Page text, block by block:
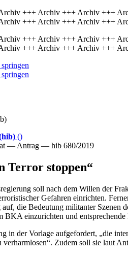
+++ Archiv +++ Archiv +++
+++ Archiv +++ Archiv +++
+++ Archiv +++ Archiv +++
+++ Archiv +++ Archiv +++
()
— Antrag — hib 680/2019
Terror stoppen“
soll nach dem Willen der
Gefahren einrichten.
die Bedeutung militanter Szenen
einzurichten und
in der Vorlage aufgefordert, „die
Zudem soll sie laut